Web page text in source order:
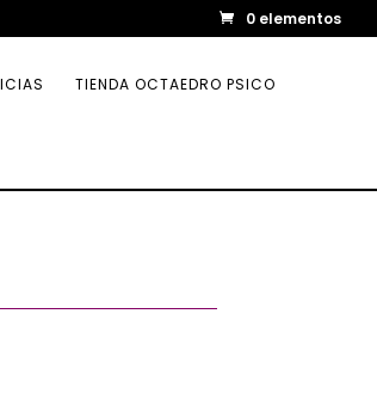
0 elementos
TIENDA OCTAEDRO PSICO